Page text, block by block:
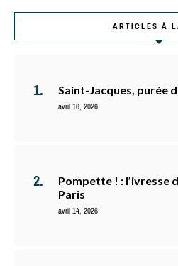
ARTICLES À
Saint-Jacques, purée
avril 16, 2026
Pompette ! : l’ivresse
Paris
avril 14, 2026